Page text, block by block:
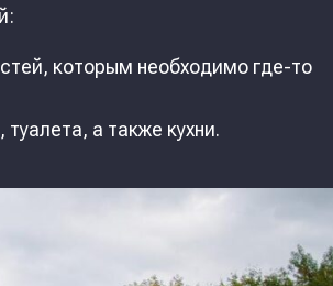
которым необходимо где-то
а также кухни.